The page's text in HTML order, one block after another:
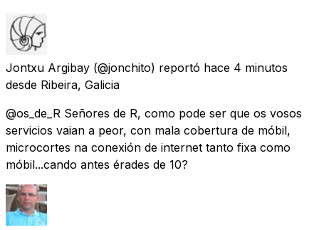
Jontxu Argibay (@jonchito) reportó hace 4 minutos
desde Ribeira, Galicia
@os_de_R Señores de R, como pode ser que os vosos
servicios vaian a peor, con mala cobertura de móbil,
microcortes na conexión de internet tanto fixa como
móbil...cando antes érades de 10?